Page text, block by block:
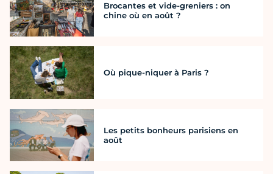
Brocantes et vide-greniers : on
chine où en août ?
Où pique-niquer à Paris ?
Les petits bonheurs parisiens en
août